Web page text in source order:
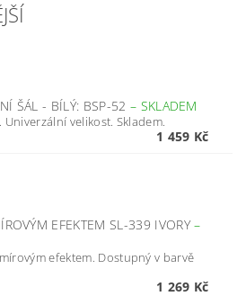
ŠÁL - BÍLÝ: BSP-52 – SKLADEM
velikost. Skladem.
1 459 Kč
EFEKTEM SL-339 IVORY–
efektem. Dostupný v barvě
1 269 Kč